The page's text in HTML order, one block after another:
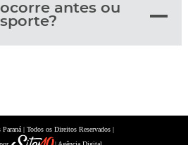
antes ou
Paraná | Todos os Direitos Reservados |